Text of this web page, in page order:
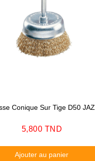
Conique Sur Tige D50 JAZ
Prix
5,800 TND
Ajouter au panier